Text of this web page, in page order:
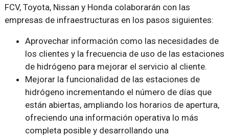
FCV, Toyota, Nissan y Honda colaborarán con las
empresas de infraestructuras en los pasos siguientes:
Aprovechar información como las necesidades de
los clientes y la frecuencia de uso de las estaciones
de hidrógeno para mejorar el servicio al cliente.
Mejorar la funcionalidad de las estaciones de
hidrógeno incrementando el número de días que
están abiertas, ampliando los horarios de apertura,
ofreciendo una información operativa lo más
completa posible y desarrollando una